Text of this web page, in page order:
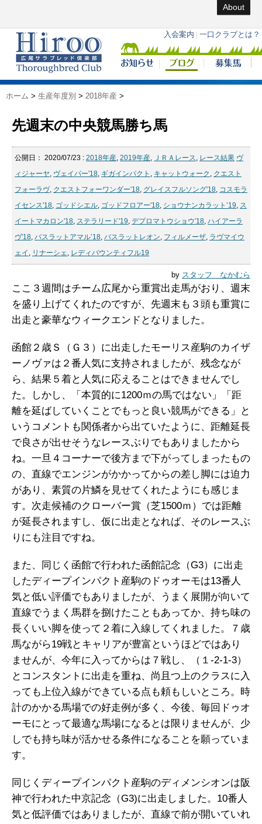
About
ホーム > 生産年度別 > 2018年産 >
先週末の中央競馬勝ち馬
公開日： 2020/07/23 : 2018年産, 2019年産, ＪＲＡレース, レース結果 ヴ
ィジャーヤ, ヴェイパー'18, ギガインパクト , キャットウォーク , クエスト
フォーラヴ, クエストフォーワンダー'18, グレイスフルソング'18, コスモラ
イセンス'18, ゴッドシエル, ゴッドフロアー'18, ショウナンカラット’19, ス
イートマカロン'18, ステラリード'19, デプロマトウショウ'18, ハイアーラ
ヴ'18, バスラットアマル’18, バスラットレオン, フィルメーザ, ラヴマイウ
ェイ , リナーシェ, レディバウンティフル19
by スタッフ なかむら
ここ３週間はチーム広尾から重賞出走馬がおり、週末
を盛り上げてくれたのですが、先週末も３頭も重賞に
出走と豪華なウィークエンドとなりました。
函館２歳Ｓ（Ｇ３）に出走したモーリス産駒のカイザ
ーノヴァは２番人気に支持されましたが、残念なが
ら、結果５着と人気に応えることはできませんでし
た。しかし、「本質的に1200ｍの馬ではない」「距
離を延ばしていくことでもっと良い競馬ができる」と
いうコメントも関係者から出ていたように、距離延長
で良さが出せそうなレースぶりでもありましたから
ね。一旦４コーナーで後方まで下がってしまったもの
の、直線でエンジンがかかってからの差し脚には迫力
があり、素質の片鱗を見せてくれたようにも感じま
す。次走候補のクローバー賞（芝1500ｍ）では距離
が延長されますし、仮に出走となれば、そのレースぶ
りにも注目ですね。
また、同じく函館で行われた函館記念（G3）に出走
したディープインパクト産駒のドゥオーモは13番人
気と低い評価でもありましたが、うまく展開が向いて
直線でうまく馬群を捌けたこともあってか、持ち味の
長くいい脚を使って２着に入線してくれました。７歳
馬ながら19戦とキャリアが豊富というほどではあり
ませんが、今年に入ってからは７戦し、（１-2-1-3）
とコンスタントに出走を重ね、尚且つ上のクラスに入
っても上位入線ができている点も頼もしいところ。時
計のかかる馬場での好走例が多く、今後、毎回ドゥオ
ーモにとって最適な馬場になるとは限りませんが、少
しでも持ち味が活かせる条件になることを願っていま
す。
同じくディープインパクト産駒のディメンシオンは阪
神で行われた中京記念（G3)に出走しました。10番人
気と低評価ではありましたが、直線で前が開いていれ